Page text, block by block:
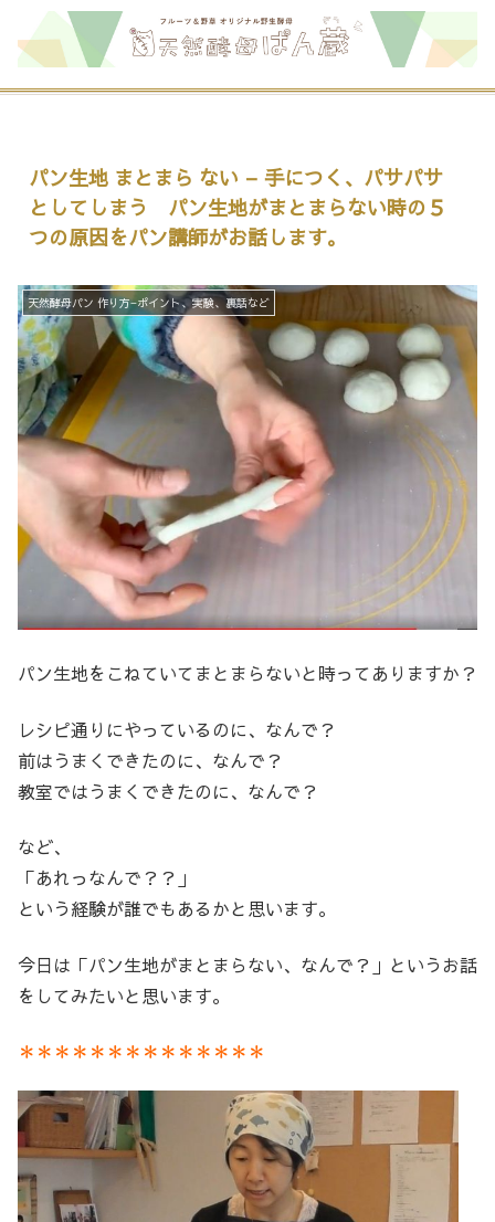
パン生地 まとまら ない – 手につく、パサパサ
としてしまう パン生地がまとまらない時の５
つの原因をパン講師がお話します。
天然酵母パン 作り方−ポイント、実験、裏話など
パン生地をこねていてまとまらないと時ってありますか？
レシピ通りにやっているのに、なんで？
前はうまくできたのに、なんで？
教室ではうまくできたのに、なんで？
など、
「あれっなんで？？」
という経験が誰でもあるかと思います。
今日は「パン生地がまとまらない、なんで？」というお話
をしてみたいと思います。
＊＊＊＊＊＊＊＊＊＊＊＊＊＊